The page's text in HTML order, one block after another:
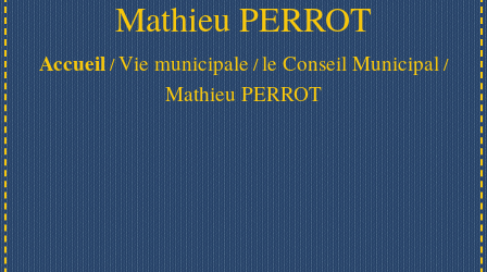
Mathieu PERROT
Accueil/Vie municipale /le Conseil Municipal /
Mathieu PERROT